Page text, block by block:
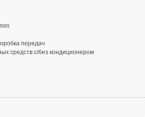
передач
средств с/без кондиционером